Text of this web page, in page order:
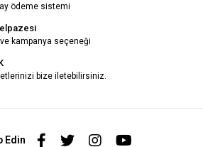
ödeme sistemi
kampanya seçeneği
bize iletebilirsiniz.
Edin